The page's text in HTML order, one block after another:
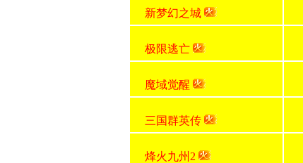
新梦幻之城
极限逃亡
魔域觉醒
三国群英传
烽火九州2